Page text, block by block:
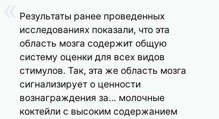
Результаты ранее проведенных
исследованиях показали, что эта
область мозга содержит общую
систему оценки для всех видов
стимулов. Так, эта же область мозга
сигнализирует о ценности
вознаграждения за… молочные
коктейли с высоким содержанием